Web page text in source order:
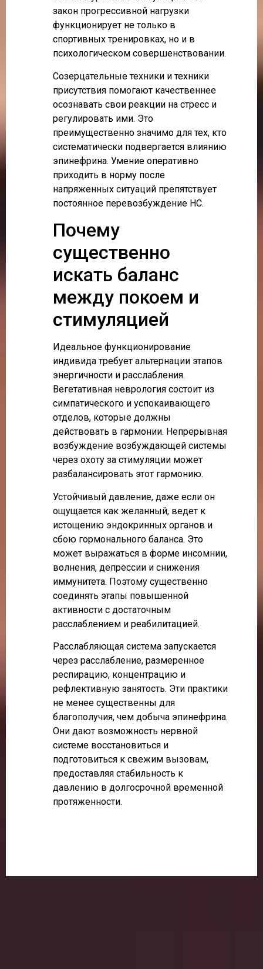
закон прогрессивной нагрузки
функционирует не только в
спортивных тренировках, но и в
психологическом совершенствовании.
Созерцательные техники и техники
присутствия помогают качественнее
осознавать свои реакции на стресс и
регулировать ими. Это
преимущественно значимо для тех, кто
систематически подвергается влиянию
эпинефрина. Умение оперативно
приходить в норму после
напряженных ситуаций препятствует
постоянное перевозбуждение НС.
Почему
существенно
искать баланс
между покоем и
стимуляцией
Идеальное функционирование
индивида требует альтернации этапов
энергичности и расслабления.
Вегетативная неврология состоит из
симпатического и успокаивающего
отделов, которые должны
действовать в гармонии. Непрерывная
возбуждение возбуждающей системы
через охоту за стимуляции может
разбалансировать этот гармонию.
Устойчивый давление, даже если он
ощущается как желанный, ведет к
истощению эндокринных органов и
сбою гормонального баланса. Это
может выражаться в форме инсомнии,
волнения, депрессии и снижения
иммунитета. Поэтому существенно
соединять этапы повышенной
активности с достаточным
расслаблением и реабилитацией.
Расслабляющая система запускается
через расслабление, размеренное
респирацию, концентрацию и
рефлективную занятость. Эти практики
не менее существенны для
благополучия, чем добыча эпинефрина.
Они дают возможность нервной
системе восстановиться и
подготовиться к свежим вызовам,
предоставляя стабильность к
давлению в долгосрочной временной
протяженности.